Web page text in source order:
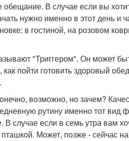
В случае если вы
нужно именно в этот день и
в гостиной, на розовом
"Триггером". Он может
пойти готовить здоровый
возможно, но зачем?
рутину именно тот вид
случае если в семь утра вам
Может, позже - сейчас